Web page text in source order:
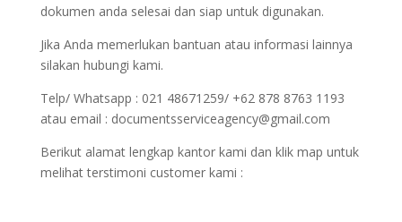
dokumen anda selesai dan siap untuk digunakan.
Jika Anda memerlukan bantuan atau informasi lainnya
silakan hubungi kami.
Telp/ Whatsapp : 021 48671259/ +62 878 8763 1193
atau email : documentsserviceagency@gmail.com
Berikut alamat lengkap kantor kami dan klik map untuk
melihat terstimoni customer kami :